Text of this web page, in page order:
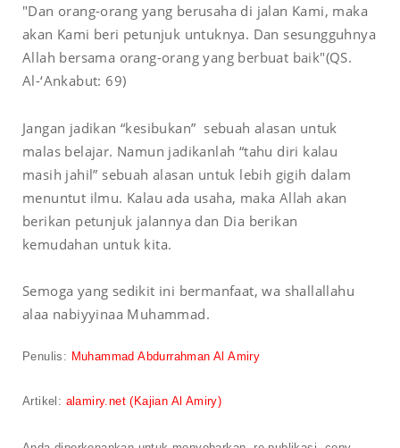
"Dan orang-orang yang berusaha di jalan Kami, maka
akan Kami beri petunjuk untuknya. Dan sesungguhnya
Allah bersama orang-orang yang berbuat baik"(QS.
Al-‘Ankabut: 69)
Jangan jadikan “kesibukan” sebuah alasan untuk
malas belajar. Namun jadikanlah “tahu diri kalau
masih jahil” sebuah alasan untuk lebih gigih dalam
menuntut ilmu. Kalau ada usaha, maka Allah akan
berikan petunjuk jalannya dan Dia berikan
kemudahan untuk kita.
Semoga yang sedikit ini bermanfaat, wa shallallahu
alaa nabiyyinaa Muhammad.
Penulis : Muhammad Abdurrahman Al Amiry
Artikel : alamiry.net (Kajian Al Amiry)